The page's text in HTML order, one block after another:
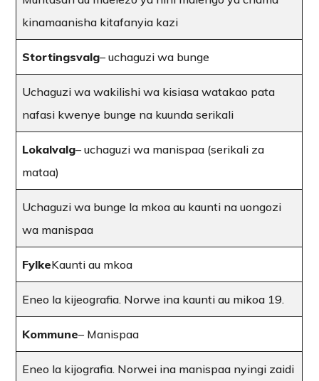
kinamaanisha kitafanyia kazi
Stortingsvalg– uchaguzi wa bunge
Uchaguzi wa wakilishi wa kisiasa watakao pata
nafasi kwenye bunge na kuunda serikali
Lokalvalg– uchaguzi wa manispaa (serikali za
mataa)
Uchaguzi wa bunge la mkoa au kaunti na uongozi
wa manispaa
FylkeKaunti au mkoa
Eneo la kijeografia. Norwe ina kaunti au mikoa 19.
Kommune– Manispaa
Eneo la kijografia. Norwei ina manispaa nyingi zaidi